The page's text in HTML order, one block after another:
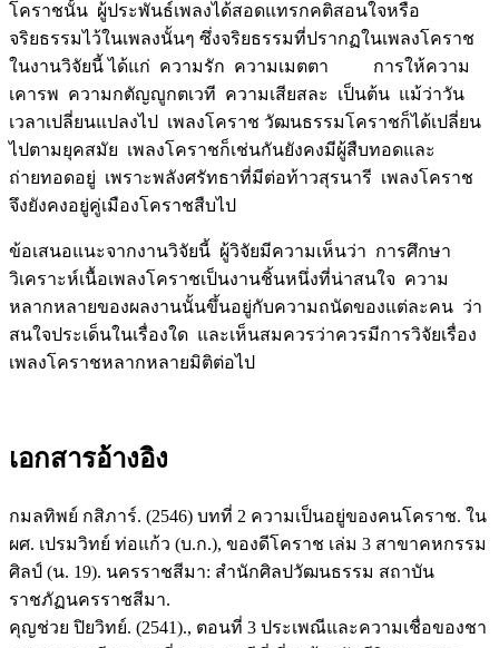
โคราชนั้น ผู้ประพันธ์เพลงได้สอดแทรกคติสอนใจหรือ
จริยธรรมไว้ในเพลงนั้นๆ ซึ่งจริยธรรมที่ปรากฏในเพลงโคราช
ในงานวิจัยนี้ ได้แก่ ความรัก ความเมตตา การให้ความ
เคารพ ความกตัญญูกตเวที ความเสียสละ เป็นต้น แม้ว่าวัน
เวลาเปลี่ยนแปลงไป เพลงโคราช วัฒนธรรมโคราชก็ได้เปลี่ยน
ไปตามยุคสมัย เพลงโคราชก็เช่นกันยังคงมีผู้สืบทอดและ
ถ่ายทอดอยู่ เพราะพลังศรัทธาที่มีต่อท้าวสุรนารี เพลงโคราช
จึงยังคงอยู่คู่เมืองโคราชสืบไป
ข้อเสนอแนะจากงานวิจัยนี้ ผู้วิจัยมีความเห็นว่า การศึกษา
วิเคราะห์เนื้อเพลงโคราชเป็นงานชิ้นหนึ่งที่น่าสนใจ ความ
หลากหลายของผลงานนั้นขึ้นอยู่กับความถนัดของแต่ละคน ว่า
สนใจประเด็นในเรื่องใด และเห็นสมควรว่าควรมีการวิจัยเรื่อง
เพลงโคราชหลากหลายมิติต่อไป
เอกสารอ้างอิง
กมลทิพย์ กสิภาร์. (2546) บทที่ 2 ความเป็นอยู่ของคนโคราช. ใน
ผศ. เปรมวิทย์ ท่อแก้ว (บ.ก.), ของดีโคราช เล่ม 3 สาขาคหกรรม
ศิลป์ (น. 19). นครราชสีมา: สำนักศิลปวัฒนธรรม สถาบัน
ราชภัฏนครราชสีมา.
คุญช่วย ปิยวิทย์. (2541)., ตอนที่ 3 ประเพณีและความเชื่อของชา